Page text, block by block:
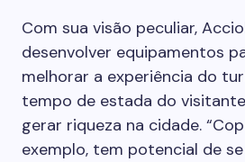
Com sua visão peculiar,
desenvolver equipamentos
melhorar a experiência do
tempo de estada do
gerar riqueza na cidade.
exemplo, tem potencial de